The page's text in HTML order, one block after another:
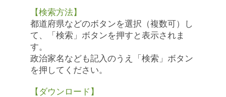
【検索方法】
都道府県などのボタンを選択（複数可）し
て、「検索」ボタンを押すと表示されま
す。
政治家名なども記入のうえ「検索」ボタン
を押してください。
【ダウンロード】